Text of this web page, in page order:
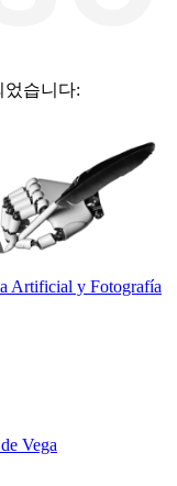
었습니다:
Artificial y Fotografía
Vega